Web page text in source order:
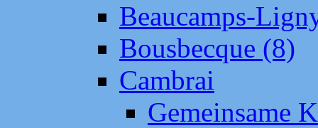
Beaucamps-
Bousbecque (8)
Cambrai
Gemeinsame